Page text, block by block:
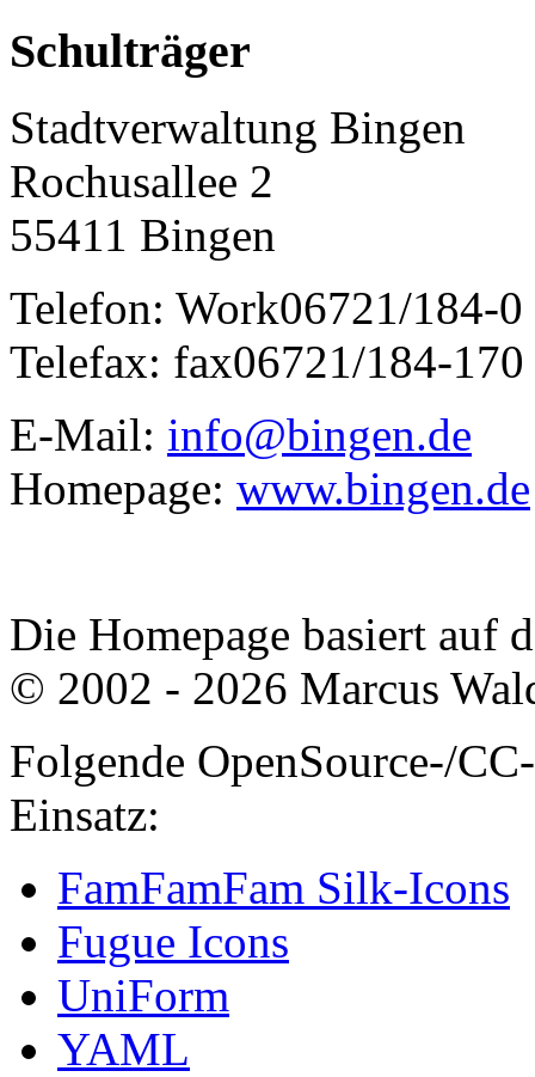
Schulträger
Stadtverwaltung Bingen
Rochusallee 2
55411 Bingen
Telefon: Work06721/184-0
Telefax: fax06721/184-170
E-Mail: info@bingen.de
Homepage: www.bingen.de
Die Homepage basiert auf
© 2002 - 2026 Marcus
Folgende OpenSource-/
Einsatz:
FamFamFam Silk-Icons
Fugue Icons
UniForm
YAML